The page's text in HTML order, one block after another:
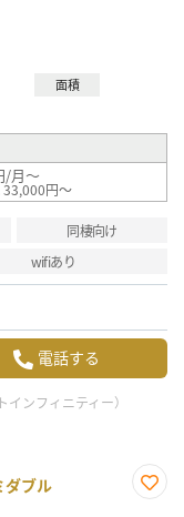
面積
/月～
円～
同棲向け
wifiあり
電話する
ンフィニティー）
ダブル